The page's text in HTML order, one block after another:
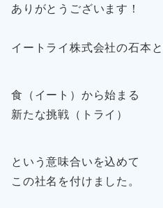
ありがとうございます！
イートライ株式会社の石本と
食（イート）から始まる
新たな挑戦（トライ）
という意味合いを込めて
この社名を付けました。